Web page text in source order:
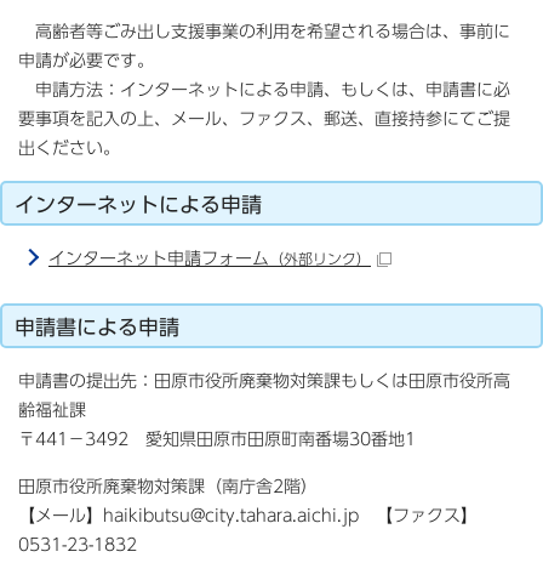
高齢者等ごみ出し支援事業の利用を希望される場合は、事前に
申請が必要です。
申請方法：インターネットによる申請、もしくは、申請書に必
要事項を記入の上、メール、ファクス、郵送、直接持参にてご提
出ください。
インターネットによる申請
インターネット申請フォーム （外部リンク）
申請書による申請
申請書の提出先：田原市役所廃棄物対策課もしくは田原市役所高
齢福祉課
〒441−3492 愛知県田原市田原町南番場30番地1
田原市役所廃棄物対策課（南庁舎2階）
【メール】haikibutsu@city.tahara.aichi.jp 【ファクス】
0531-23-1832